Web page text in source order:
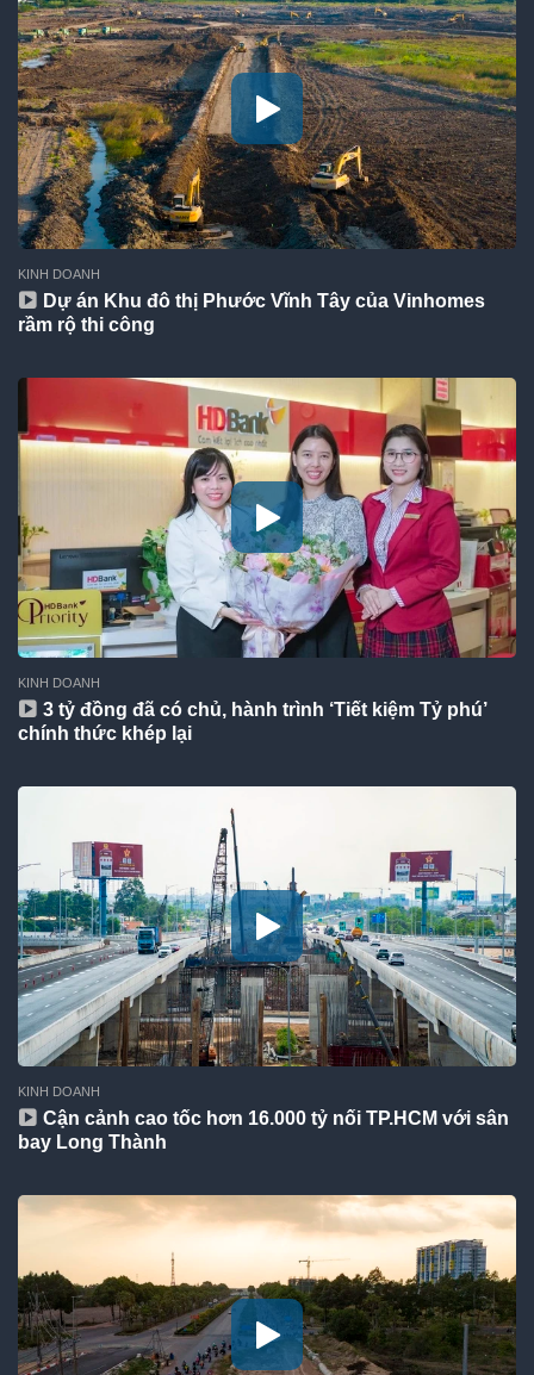
KINH DOANH
Dự án Khu đô thị Phước Vĩnh Tây của Vinhomes
rầm rộ thi công
KINH DOANH
3 tỷ đồng đã có chủ, hành trình ‘Tiết kiệm Tỷ phú’
chính thức khép lại
KINH DOANH
Cận cảnh cao tốc hơn 16.000 tỷ nối TP.HCM với sân
bay Long Thành